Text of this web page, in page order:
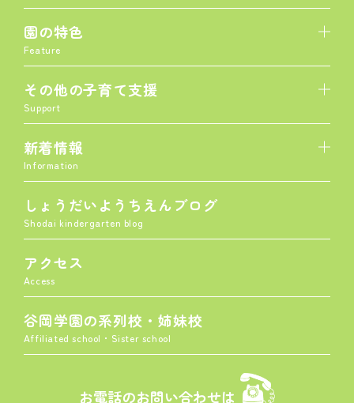
園の特色
Feature
その他の子育て支援
Support
新着情報
Information
しょうだいようちえんブログ
Shodai kindergarten blog
アクセス
Access
谷岡学園の系列校・姉妹校
Affiliated school・Sister school
お電話のお問い合わせは